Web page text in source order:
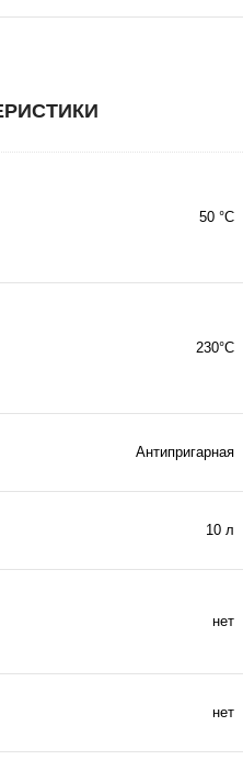
50 °C
230°C
Антипригарная
10 л
нет
нет